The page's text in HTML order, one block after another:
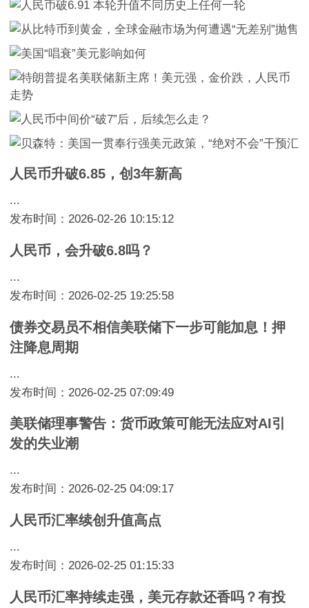
人民币升破6.85，创3年新高
...
发布时间：2026-02-26 10:15:12
人民币，会升破6.8吗？
...
发布时间：2026-02-25 19:25:58
债券交易员不相信美联储下一步可能加息！押
注降息周期
...
发布时间：2026-02-25 07:09:49
美联储理事警告：货币政策可能无法应对AI引
发的失业潮
...
发布时间：2026-02-25 04:09:17
人民币汇率续创升值高点
...
发布时间：2026-02-25 01:15:33
人民币汇率持续走强，美元存款还香吗？有投